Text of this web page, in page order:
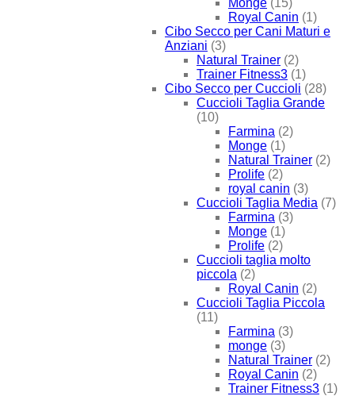
Monge (15)
Royal Canin (1)
Cibo Secco per Cani Maturi e
Anziani (3)
Natural Trainer (2)
Trainer Fitness3 (1)
Cibo Secco per Cuccioli (28)
Cuccioli Taglia Grande
(10)
Farmina (2)
Monge (1)
Natural Trainer (2)
Prolife (2)
royal canin (3)
Cuccioli Taglia Media (7)
Farmina (3)
Monge (1)
Prolife (2)
Cuccioli taglia molto
piccola (2)
Royal Canin (2)
Cuccioli Taglia Piccola
(11)
Farmina (3)
monge (3)
Natural Trainer (2)
Royal Canin (2)
Trainer Fitness3 (1)